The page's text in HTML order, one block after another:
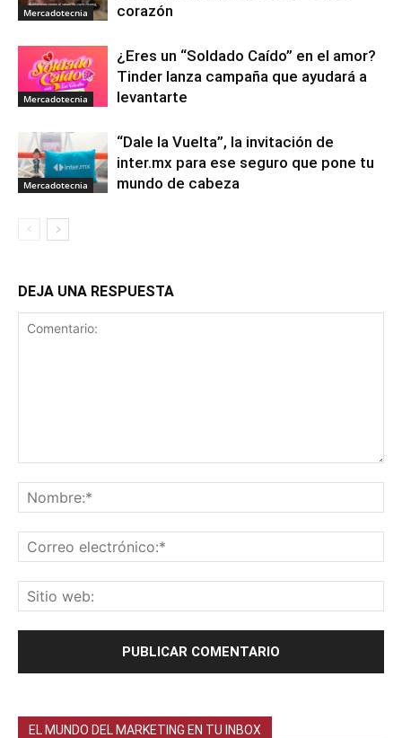
Mercadotecnia
corazón
Mercadotecnia
¿Eres un “Soldado Caído” en el amor?
Tinder lanza campaña que ayudará a
levantarte
Mercadotecnia
“Dale la Vuelta”, la invitación de
inter.mx para ese seguro que pone tu
mundo de cabeza
DEJA UNA RESPUESTA
EL MUNDO DEL MARKETING EN TU INBOX